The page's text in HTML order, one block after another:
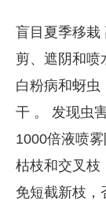
盲目夏季移栽​​
剪、遮阴和喷
白粉病和蚜虫
干 。 发现虫
1000倍液喷
枯枝和交叉枝
免短截新枝，